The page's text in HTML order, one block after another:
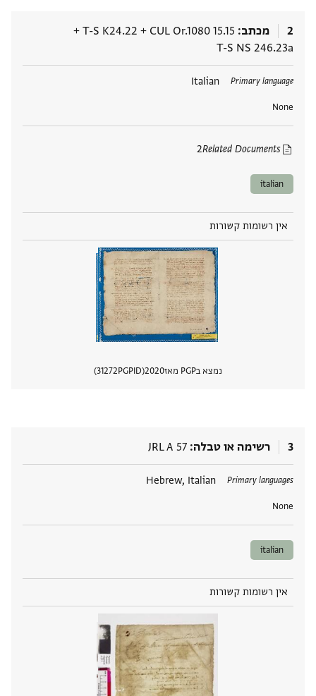
2 מכתב CUL Or.1080 15.15
+
T-S K24.22
+
T-S NS 246.23a
Primary language
Italian
None
Related Documents
2
תגים
italian
אין רשומות קשורות
נמצא בPGP מאז 2020
PGPID
31272
3 רשימה או טבלה JRL A 57
Primary languages
Hebrew, Italian
None
תגים
italian
אין רשומות קשורות